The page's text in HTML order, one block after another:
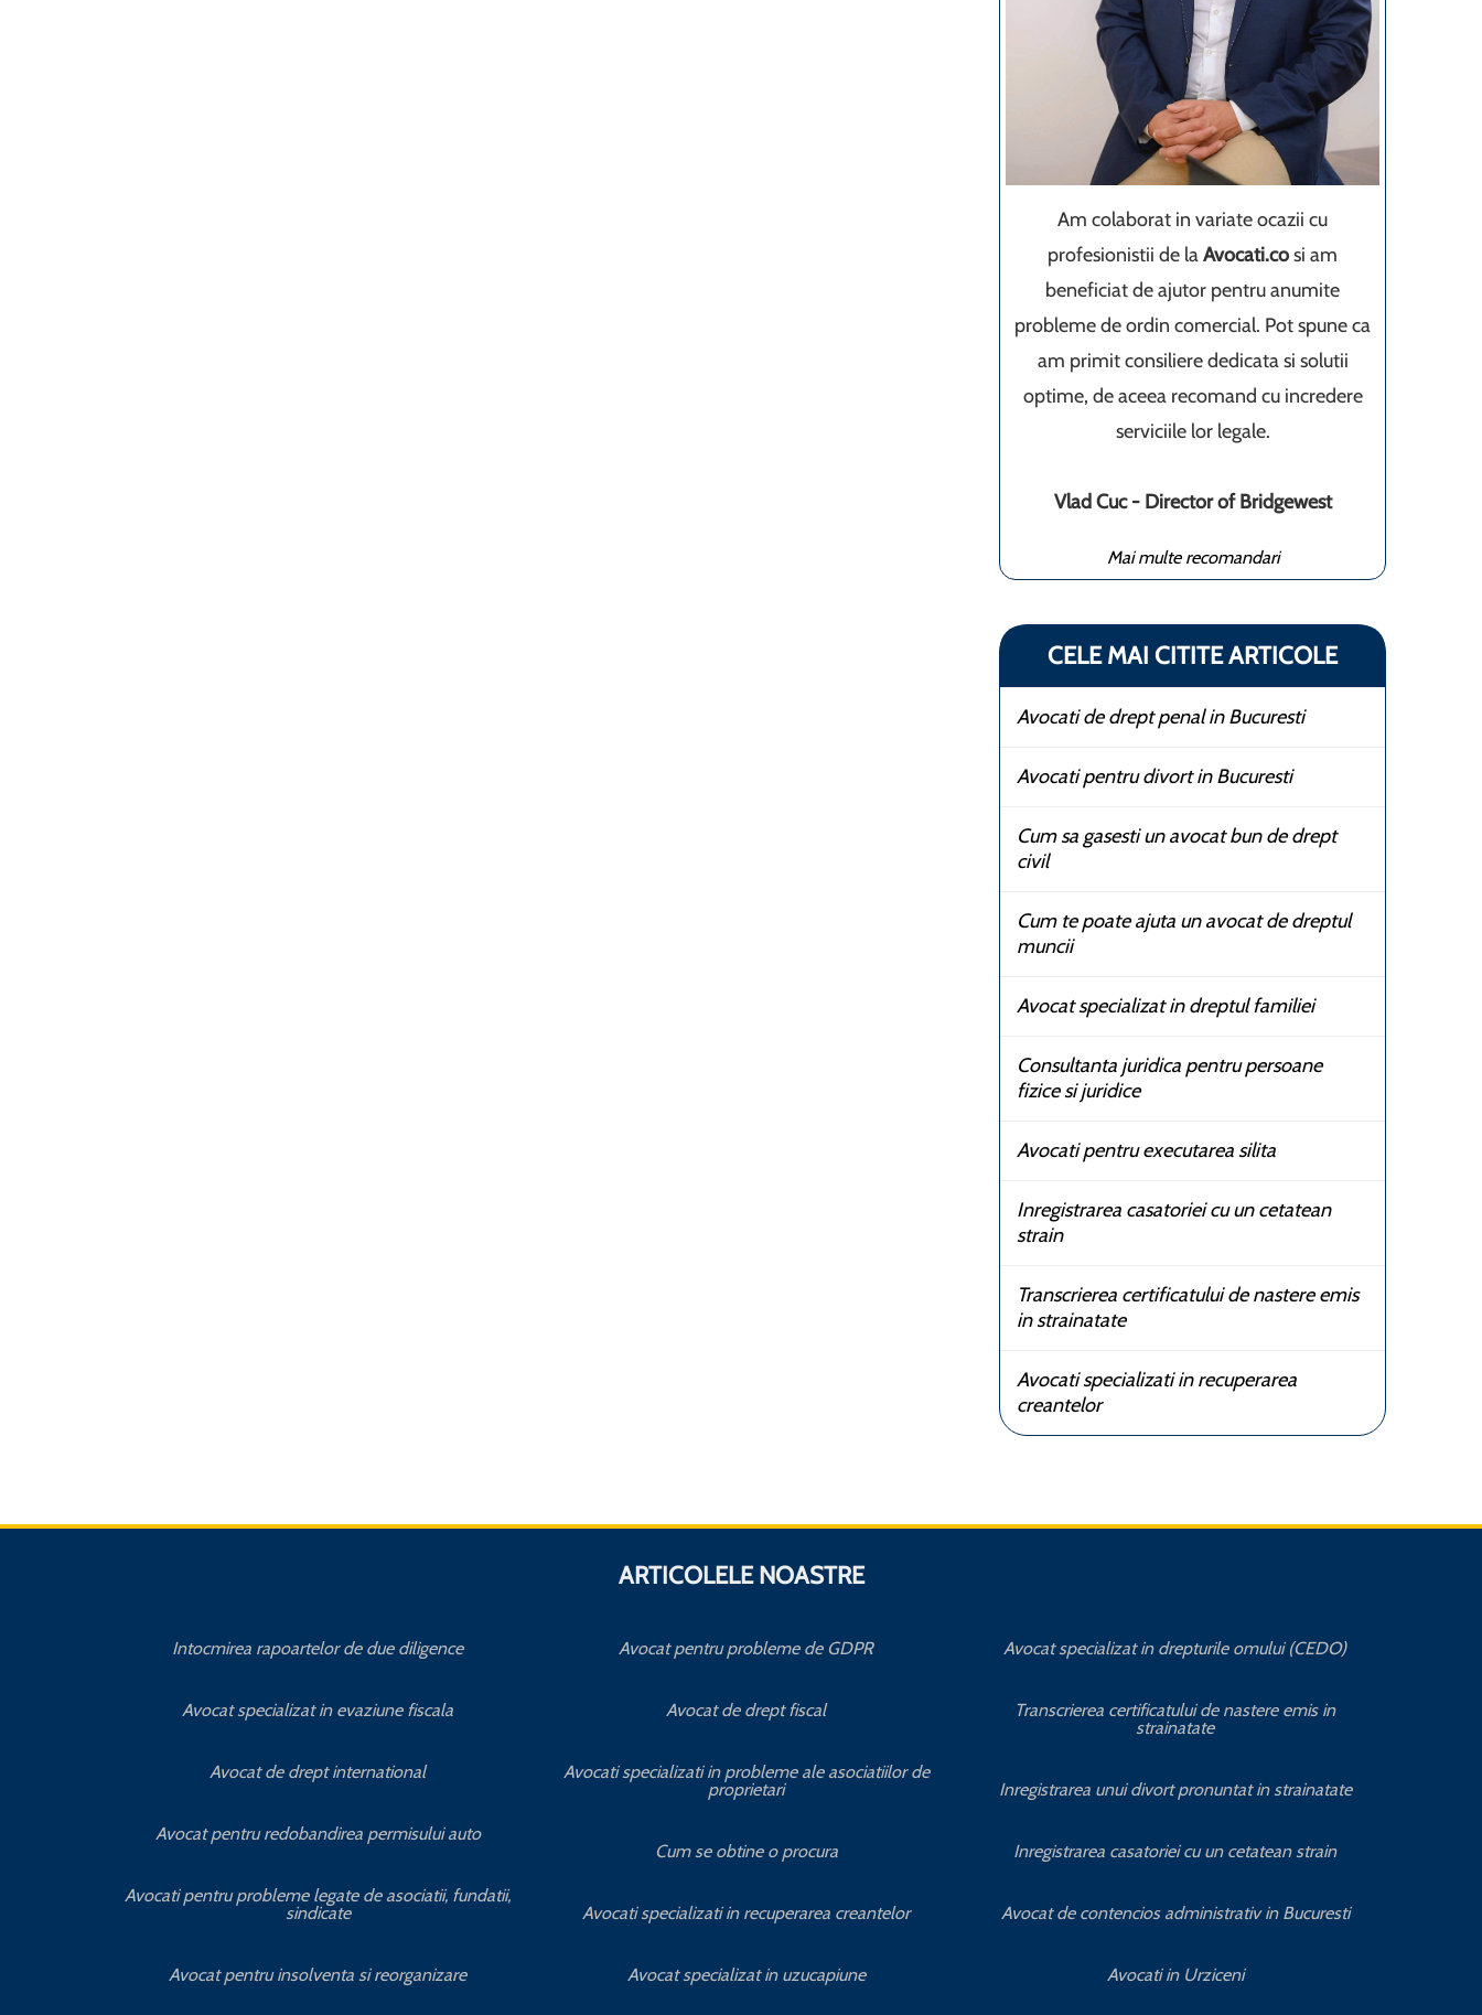
Am colaborat in variate ocazii cu
profesionistii de laAvocati.cosi am
beneficiat de ajutor pentru anumite
probleme de ordin comercial. Pot spune ca
am primit consiliere dedicata si solutii
optime, de aceea recomand cu incredere
serviciile lor legale.
Vlad Cuc - Director of Bridgewest
Mai multe recomandari
CELE MAI CITITE ARTICOLE
Avocati de drept penal in Bucuresti
Avocati pentru divort in Bucuresti
Cum sa gasesti un avocat bun de drept
civil
Cum te poate ajuta un avocat de dreptul
muncii
Avocat specializat in dreptul familiei
Consultanta juridica pentru persoane
fizice si juridice
Avocati pentru executarea silita
Inregistrarea casatoriei cu un cetatean
strain
Transcrierea certificatului de nastere emis
in strainatate
Avocati specializati in recuperarea
creantelor
ARTICOLELE NOASTRE
Intocmirea rapoartelor de due diligence
Avocat specializat in evaziune fiscala
Avocat de drept international
Avocat pentru redobandirea permisului auto
Avocati pentru probleme legate de asociatii, fundatii,
sindicate
Avocat pentru insolventa si reorganizare
Avocat pentru probleme de GDPR
Avocat de drept fiscal
Avocati specializati in probleme ale asociatiilor de
proprietari
Cum se obtine o procura
Avocati specializati in recuperarea creantelor
Avocat specializat in uzucapiune
Avocat specializat in drepturile omului (CEDO)
Transcrierea certificatului de nastere emis in
strainatate
Inregistrarea unui divort pronuntat in strainatate
Inregistrarea casatoriei cu un cetatean strain
Avocat de contencios administrativ in Bucuresti
Avocati in Urziceni